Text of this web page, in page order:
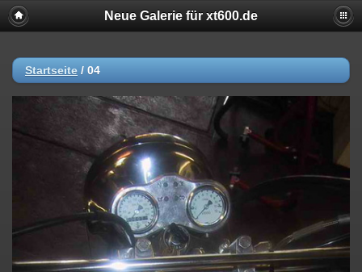
Neue Galerie für xt600.de
Startseite / 04